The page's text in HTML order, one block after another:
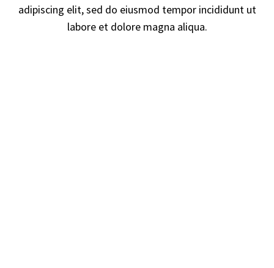
adipiscing elit, sed do eiusmod tempor incididunt ut
labore et dolore magna aliqua.